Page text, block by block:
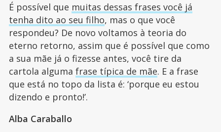
É possível que muitas dessas frases você já
tenha dito ao seu filho, mas o que você
respondeu? De novo voltamos à teoria do
eterno retorno, assim que é possível que como
a sua mãe já o fizesse antes, você tire da
cartola alguma frase típica de mãe. E a frase
que está no topo da lista é: ‘porque eu estou
dizendo e pronto!’.
Alba Caraballo